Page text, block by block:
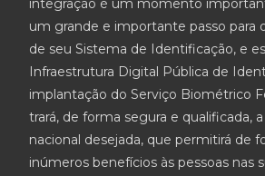
integração é um momento
um grande e importante passo para
de seu Sistema de Identificação, e
Infraestrutura Digital Pública de
implantação do Serviço Biométrico
trará, de forma segura e qualificada,
nacional desejada, que permitirá de
inúmeros benefícios às pessoas nas